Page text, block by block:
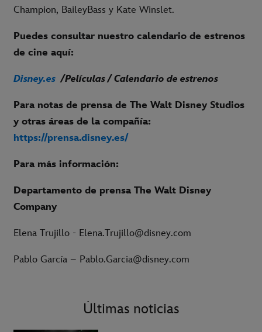
Champion, BaileyBass y Kate Winslet.
Puedes consultar nuestro calendario de estrenos
de cine aquí:
Disney.es /Películas / Calendario de estrenos
Para notas de prensa de The Walt Disney Studios
y otras áreas de la compañía:
https://prensa.disney.es/
Para más información:
Departamento de prensa The Walt Disney
Company
Elena Trujillo - Elena.Trujillo@disney.com
Pablo García – Pablo.Garcia@disney.com
Últimas noticias